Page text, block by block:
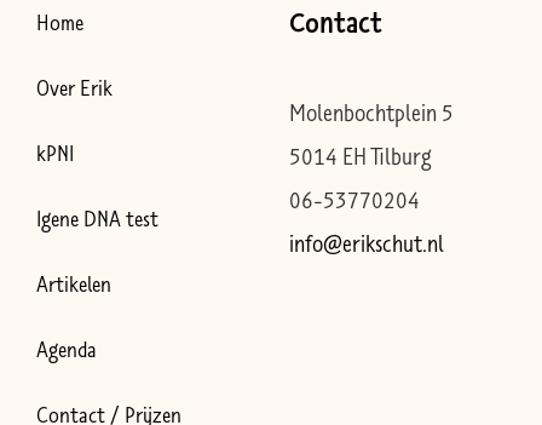
Home
Over Erik
kPNI
Igene DNA test
Artikelen
Agenda
Contact / Prijzen
Contact
Molenbochtplein 5
5014 EH Tilburg
06-53770204
info@erikschut.nl